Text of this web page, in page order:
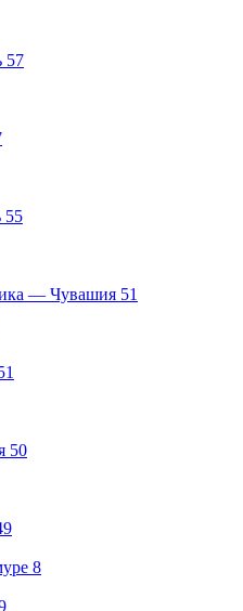
57
55
— Чувашия 51
50
8